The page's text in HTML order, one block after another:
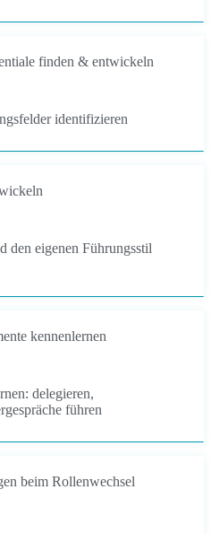
finden & entwickeln
identifizieren
den eigenen Führungsstil
kennenlernen
delegieren,
führen
beim Rollenwechsel